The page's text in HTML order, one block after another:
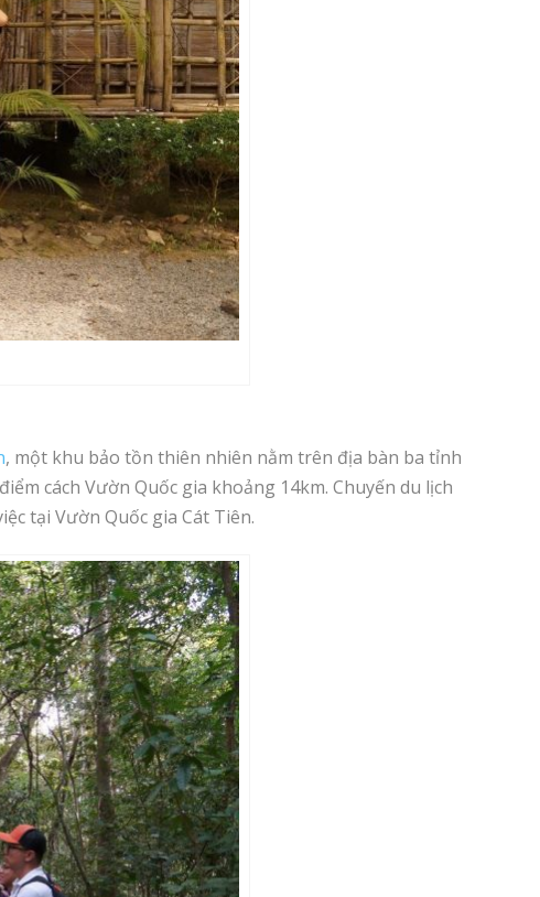
, một khu bảo tồn thiên nhiên nằm trên địa bàn ba tỉnh
cách Vườn Quốc gia khoảng 14km. Chuyến du lịch
tại Vườn Quốc gia Cát Tiên.